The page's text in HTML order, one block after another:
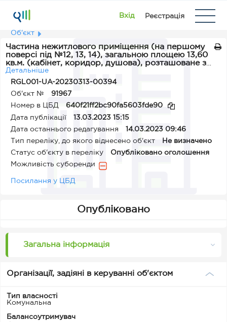
Вхід Реєстрація
Об'єкт
Частина нежитлового приміщення (на першому
поверсі під №12, 13, 14), загальною площею 13,60
кв.м. (кабінет, коридор, душова), розташоване за
адресою с. Мигалки, вул. Героїв України, 52-В
Детальніше
RGL001-UA-20230313-00394
Об'єкт №
91967
Номер в ЦБД
640f21ff2bc90fa5603fde90
Дата публікації
13.03.2023 15:15
Дата останнього редагування
14.03.2023 09:46
Тип переліку, до якого віднесено об'єкт
Не визначено
Статус об'єкту в переліку
Опубліковано оголошення
Можливість суборенди
Посилання у ЦБД
Опубліковано
Загальна інформація
Організації, задіяні в керуванні об'єктом
Тип власності
Комунальна
Балансоутримувач